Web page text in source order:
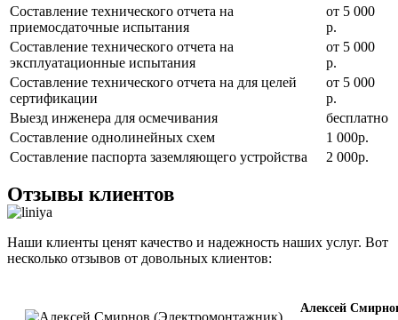
Составление технического отчета на
приемосдаточные испытания
от 5 000
р.
Составление технического отчета на
эксплуатационные испытания
от 5 000
р.
Составление технического отчета на для целей
сертификации
от 5 000
р.
Выезд инженера для осмечивания
бесплатно
Составление однолинейных схем
1 000р.
Составление паспорта заземляющего устройства
2 000р.
Отзывы клиентов
Наши клиенты ценят качество и надежность наших услуг. Вот
несколько отзывов от довольных клиентов:
Алексей